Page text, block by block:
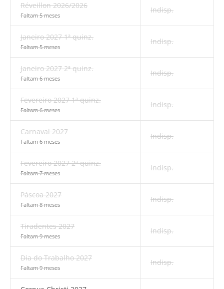
Réveillon 2026/2026
Faltam 5 meses
Indisp.
Janeiro 2027 1ª quinz.
Faltam 5 meses
Indisp.
Janeiro 2027 2ª quinz.
Faltam 6 meses
Indisp.
Fevereiro 2027 1ª quinz.
Faltam 6 meses
Indisp.
Carnaval 2027
Faltam 6 meses
Indisp.
Fevereiro 2027 2ª quinz.
Faltam 7 meses
Indisp.
Páscoa 2027
Faltam 8 meses
Indisp.
Tiradentes 2027
Faltam 9 meses
Indisp.
Dia do Trabalho 2027
Faltam 9 meses
Indisp.